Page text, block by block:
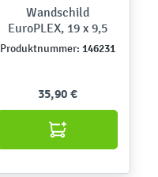
Wandschild
EuroPLEX, 19 x 9,5
Produktnummer: 146231
35,90 €